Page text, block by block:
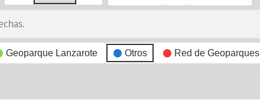
Geoparque Lanzarote Otros Red de Geoparques